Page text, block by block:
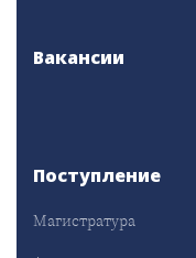
Вакансии
Поступление
Магистратура